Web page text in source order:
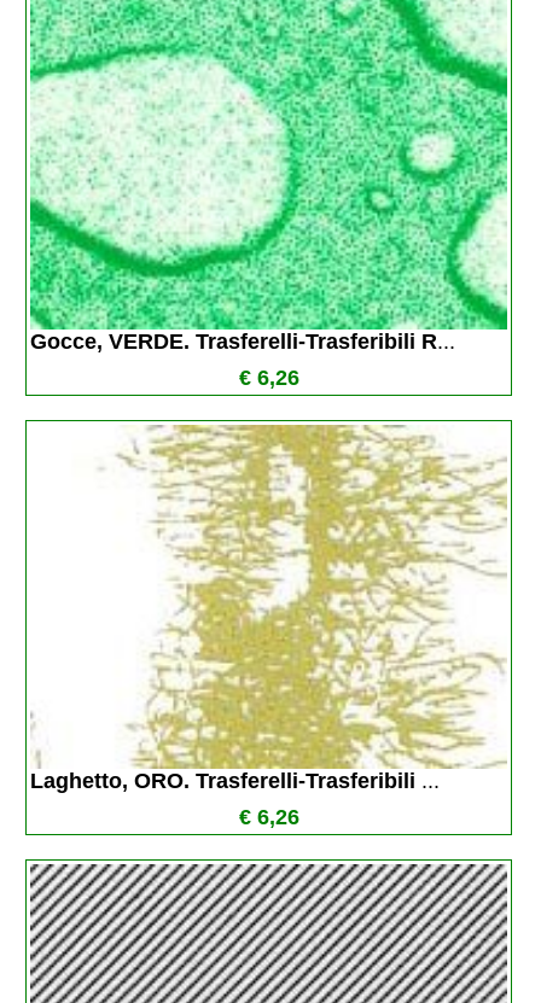
Gocce, VERDE. Trasferelli-Trasferibili R...
€ 6,26
Laghetto, ORO. Trasferelli-Trasferibili ...
€ 6,26